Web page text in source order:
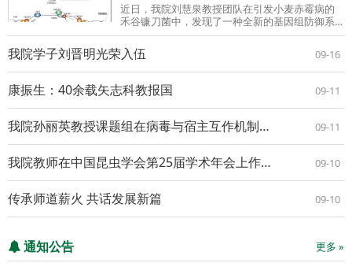
近日，我院刘慧泉教授团队在引发小麦赤霉病的
禾谷镰刀菌中，发现了一种全新的基因组防御系
统：“串联重复诱导的有性沉默（TRISS）”，相关
研究成果在线发表在Science Advances上。我院
博士研究生侯孟德为该论文第一作者，刘慧泉教
授与王秦虎...
我院学子刘晋明光荣入伍 09-16
康振生：40余载矢志科教报国 09-11
我院孙丽英教授课题组在病毒与宿主互作机制研究方面取得新进展 09-11
我院教师在中国昆虫学会第25届学术年会上作大会特邀报告 09-10
传承师道薪火 共话发展新篇 09-10
通知公告 更多 »